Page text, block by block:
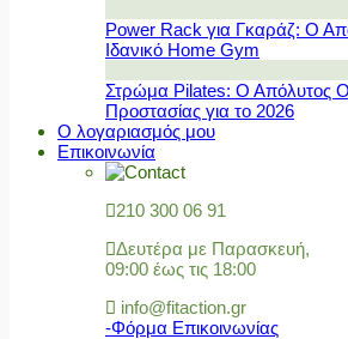
Power Rack για Γκαράζ: Ο
Ιδανικό Home Gym
Στρώμα Pilates: Ο Απόλυτος
Προστασίας για το 2026
Ο λογαριασμός μου
Επικοινωνία
210 300 06 91
Δευτέρα με Παρασκευή,
09:00 έως τις 18:00
info@fitaction.gr
-Φόρμα Επικοινωνίας